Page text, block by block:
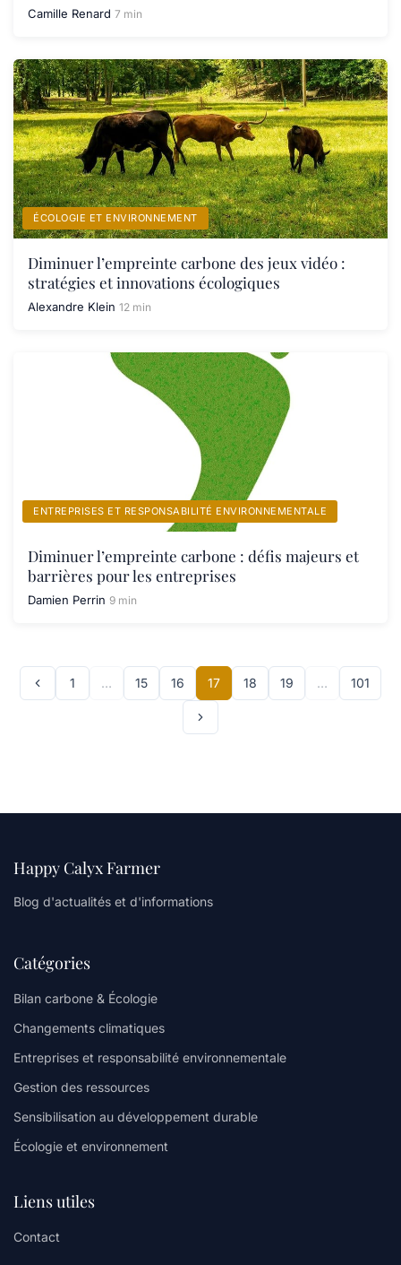
Camille Renard 7 min
ÉCOLOGIE ET ENVIRONNEMENT
Diminuer l’empreinte carbone des jeux vidéo :
stratégies et innovations écologiques
Alexandre Klein 12 min
ENTREPRISES ET RESPONSABILITÉ ENVIRONNEMENTALE
Diminuer l’empreinte carbone : défis majeurs et
barrières pour les entreprises
Damien Perrin 9 min
1 … 15 16 17 18 19 … 101
Happy Calyx Farmer
Blog d'actualités et d'informations
Catégories
Bilan carbone & Écologie
Changements climatiques
Entreprises et responsabilité environnementale
Gestion des ressources
Sensibilisation au développement durable
Écologie et environnement
Liens utiles
Contact